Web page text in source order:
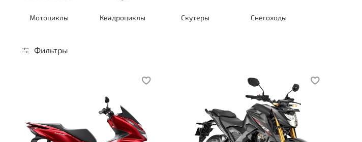
Мотоциклы Квадроциклы Скутеры Снегоходы
Фильтры